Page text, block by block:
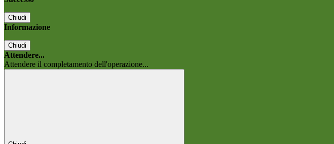
Chiudi
Informazione
Chiudi
Attendere...
Attendere il completamento dell'operazione...